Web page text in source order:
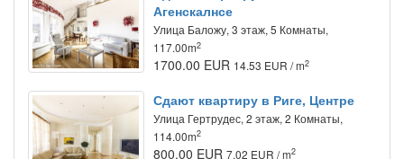
Агенскалнсе
Улица Баложу, 3 этаж, 5 Комнаты,
117.00m2
1700.00 EUR 14.53 EUR / m2
Сдают квартиру в Риге, Центре
Улица Гертрудес, 2 этаж, 2 Комнаты,
114.00m2
800.00 EUR 7.02 EUR / m2